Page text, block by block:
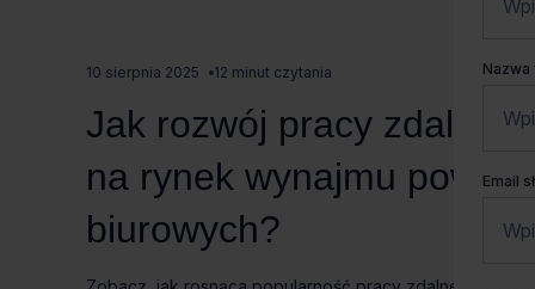
10 sierpnia 2025 12 minut czytania
Jak rozwój pracy zdalnej
na rynek wynajmu
biurowych?
Nazwa
Email